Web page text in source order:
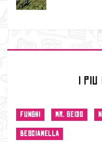
I PIU
FUNGHI MR. GEIDO
BESCIAMELLA